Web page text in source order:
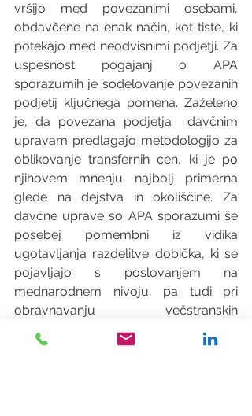
vršijo med povezanimi osebami,
obdavčene na enak način, kot tiste, ki
potekajo med neodvisnimi podjetji. Za
uspešnost pogajanj o APA
sporazumih je sodelovanje povezanih
podjetij ključnega pomena. Zaželeno
je, da povezana podjetja  davčnim
upravam predlagajo metodologijo za
oblikovanje transfernih cen, ki je po
njihovem mnenju najbolj primerna
glede na dejstva in okoliščine. Za
davčne uprave so APA sporazumi še
posebej pomembni iz vidika
ugotavljanja razdelitve dobička, ki se
pojavljajo s poslovanjem na
mednarodnem nivoju, pa tudi pri
obravnavanju večstranskih
dogovorov o delitvi stroškov.
Dodatno, APA sporazumi igrajo